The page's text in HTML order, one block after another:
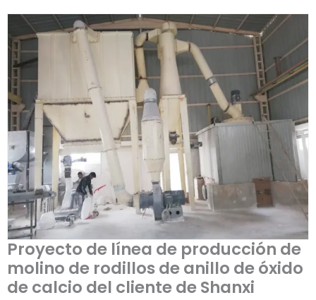
Proyecto de línea de producción de
molino de rodillos de anillo de óxido
de calcio del cliente de Shanxi